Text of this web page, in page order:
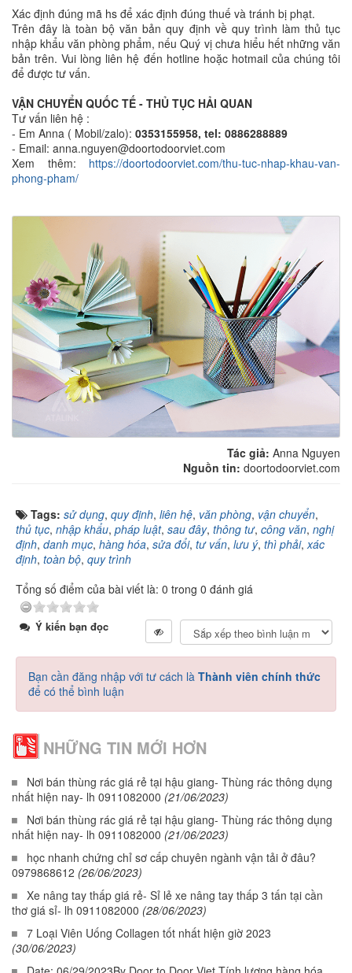
Xác định đúng mã hs để xác định đúng thuế và tránh bị phạt.
Trên đây là toàn bộ văn bản quy định về quy trình làm thủ tục
nhập khẩu văn phòng phẩm, nếu Quý vị chưa hiểu hết những văn
bản trên. Vui lòng liên hệ đến hotline hoặc hotmail của chúng tôi
để được tư vấn.
VẬN CHUYỂN QUỐC TẾ - THỦ TỤC HẢI QUAN
Tư vấn liên hệ :
- Em Anna ( Mobil/zalo): 0353155958, tel: 0886288889
- Email: anna.nguyen@doortodoorviet.com
Xem thêm: https://doortodoorviet.com/thu-tuc-nhap-khau-van-
phong-pham/
Tác giả: Anna Nguyen
Nguồn tin: doortodoorviet.com
Tags: sử dụng, quy định, liên hệ, văn phòng, vận chuyển,
thủ tục, nhập khẩu, pháp luật, sau đây, thông tư, công văn, nghị
định, danh mục, hàng hóa, sửa đổi, tư vấn, lưu ý, thì phải, xác
định, toàn bộ, quy trình
Tổng số điểm của bài viết là: 0 trong 0 đánh giá
Ý kiến bạn đọc
Bạn cần đăng nhập với tư cách là Thành viên chính thức
để có thể bình luận
NHỮNG TIN MỚI HƠN
Nơi bán thùng rác giá rẻ tại hậu giang- Thùng rác thông dụng
nhất hiện nay- lh 0911082000 (21/06/2023)
Nơi bán thùng rác giá rẻ tại hậu giang- Thùng rác thông dụng
nhất hiện nay- lh 0911082000 (21/06/2023)
học nhanh chứng chỉ sơ cấp chuyên ngành vận tải ở đâu?
0979868612 (26/06/2023)
Xe nâng tay thấp giá rẻ- Sỉ lẻ xe nâng tay thấp 3 tấn tại cần
thơ giá sỉ- lh 0911082000 (28/06/2023)
7 Loại Viên Uống Collagen tốt nhất hiện giờ 2023
(30/06/2023)